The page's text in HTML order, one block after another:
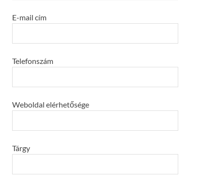
E-mail cím
Telefonszám
Weboldal elérhetősége
Tárgy